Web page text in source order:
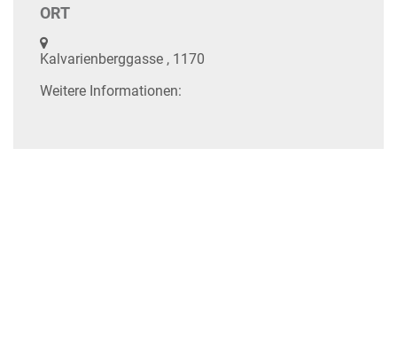
ORT
Kalvarienberggasse , 1170
Weitere Informationen: